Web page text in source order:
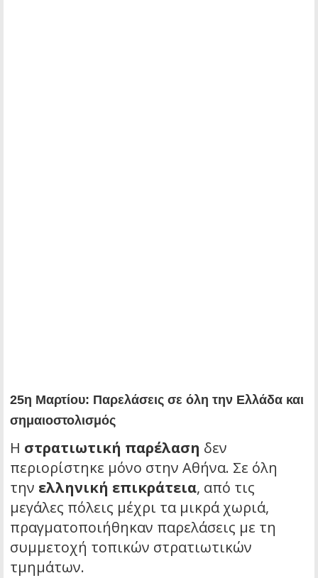
25η Μαρτίου: Παρελάσεις σε όλη την Ελλάδα και
σημαιοστολισμός
Η στρατιωτική παρέλαση δεν
περιορίστηκε μόνο στην Αθήνα. Σε όλη
την ελληνική επικράτεια, από τις
μεγάλες πόλεις μέχρι τα μικρά χωριά,
πραγματοποιήθηκαν παρελάσεις με τη
συμμετοχή τοπικών στρατιωτικών
τμημάτων.